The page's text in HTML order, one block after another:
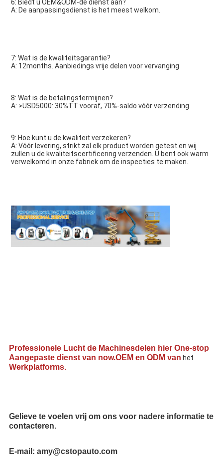
6: Biedt u OEM&ODM-de dienst aan?
A: De aanpassingsdienst is het meest welkom.
7: Wat is de kwaliteitsgarantie?
A: 12months. Aanbiedings vrije delen voor vervanging
8: Wat is de betalingstermijnen?
A: >USD5000: 30%TT vooraf, 70%-saldo vóór verzending.
9: Hoe kunt u de kwaliteit verzekeren?
A: Vóór levering, strikt zal elk product worden getest en wij
zullen u de kwaliteitscertificering verzenden. U bent ook warm
verwelkomd in onze fabriek om de inspecties te maken.
Professionele Lucht de Machinesdelen hier One-stop
Aangepaste dienst van now.OEM en ODM van
Werkplatforms.
Gelieve te voelen vrij om ons voor nadere informatie te
contacteren.
E-mail: amy@cstopauto.com